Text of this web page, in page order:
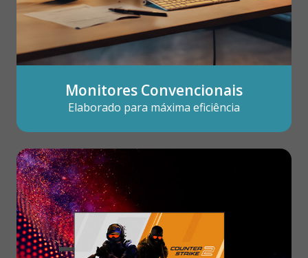
Monitores Convencionais
Elaborado para máxima eficiência